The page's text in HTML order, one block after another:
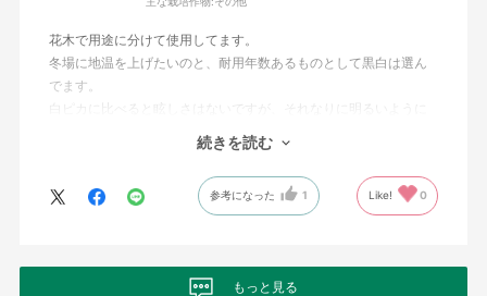
花木で用途に分けて使用してます。
冬場に地温を上げたいのと、耐用年数あるものとして黒白は選ん
でます。
白ピカに比べると眩しさはないですが、それなりに明るいように
また、白ピカはどうしても光の透過率の関係か、雑草がそれなり
に残るので、ハウス使いが良いと思います。しっかりと除草を意
識するならこちらの商品をおすすめします。
続きを読む
参考になった 1 Like! 0
もっと見る